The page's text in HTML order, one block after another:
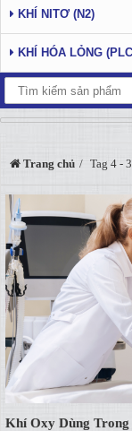
KHÍ NITƠ (N2)
KHÍ HÓA LỎNG
Trang chủ Tag 4 -
Khí Oxy Dùng Trong